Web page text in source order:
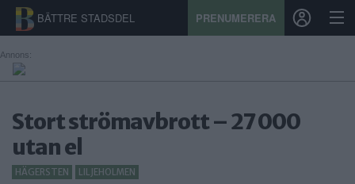
BÄTTRE STADSDEL PRENUMERERA
STADSDEL
PRENUMERATION
Annons:
Stort strömavbrott – 27 000
utan el
HÄGERSTEN LILJEHOLMEN